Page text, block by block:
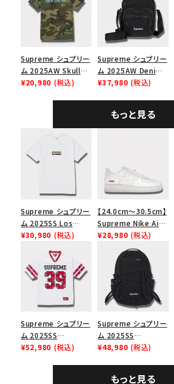
ラック
ップ トゥルーティン
バーHTC フォールカ
Supreme シュプリー
ム 2025AW Skull
Tee スカル Tシャ
¥20,980 (税込)
Supreme シュプリー
ム 2025AW Denim
Shoulder Bag デニ
¥37,980 (税込)
もっと見る
Supreme シュプリー
ム 2025SS Los
Angeles Fire Relief
イヤーリリーフボック
スロゴTシャツ ホワ
イト 白
¥30,980 (税込)
【24.0cm～30.5cm】
Supreme Nike Air
Force 1 Low シュプ
リーム ナイキエアフォ
ース１スニーカー シ
ューズ ホワイト
¥28,980 (税込)
Supreme シュプリー
ム 2025SS
Bandana Football
¥52,980 (税込)
Supreme シュプリー
ム 2025SS
Backpack バックパッ
¥48,980 (税込)
もっと見る